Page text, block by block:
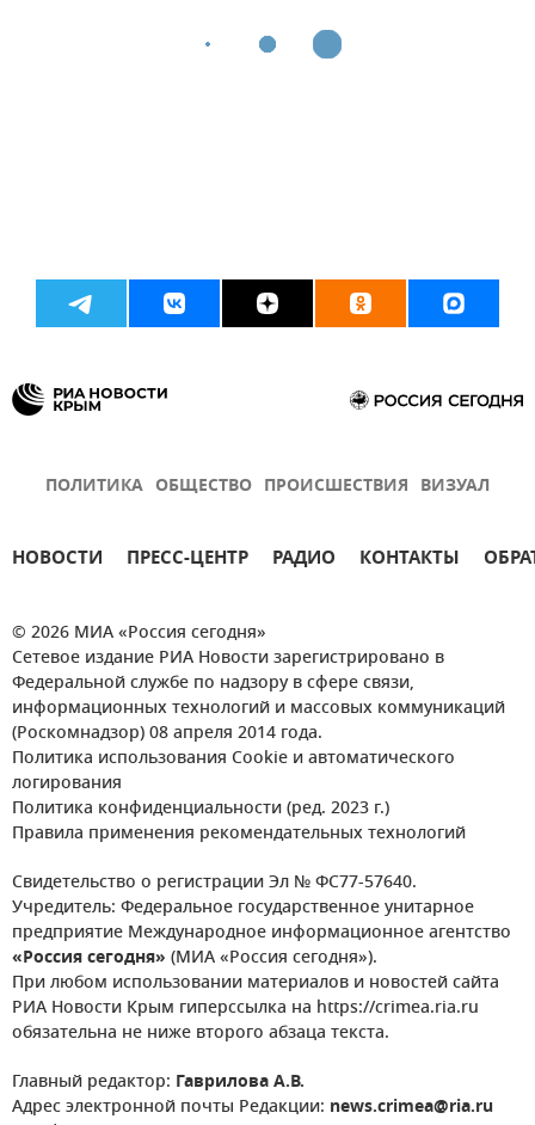
ПОЛИТИКА ОБЩЕСТВО ПРОИСШЕСТВИЯ ВИЗУАЛ
НОВОСТИ ПРЕСС-ЦЕНТР РАДИО КОНТАКТЫ
© 2026 МИА «Россия сегодня»
Сетевое издание РИА Новости зарегистрировано в
Федеральной службе по надзору в сфере связи,
информационных технологий и массовых коммуникаций
(Роскомнадзор) 08 апреля 2014 года.
Политика использования Cookie и автоматического
логирования
Политика конфиденциальности (ред. 2023 г.)
Правила применения рекомендательных технологий
Свидетельство о регистрации Эл № ФС77-57640.
Учредитель: Федеральное государственное унитарное
предприятие Международное информационное агентство
«Россия сегодня» (МИА «Россия сегодня»).
При любом использовании материалов и новостей сайта
РИА Новости Крым гиперссылка на https://crimea.ria.ru
обязательна не ниже второго абзаца текста.
Главный редактор: Гаврилова А.В.
Адрес электронной почты Редакции: news.crimea@ria.ru